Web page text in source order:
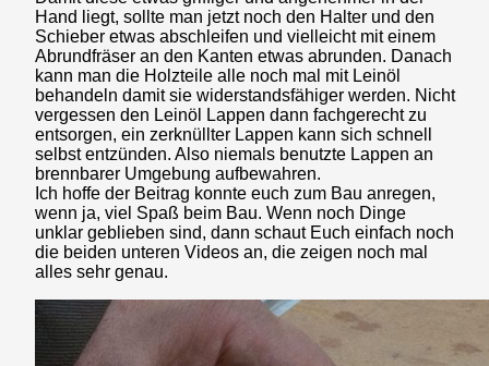
Hand liegt, sollte man jetzt noch den Halter und den
Schieber etwas abschleifen und vielleicht mit einem
Abrundfräser an den Kanten etwas abrunden. Danach
kann man die Holzteile alle noch mal mit Leinöl
behandeln damit sie widerstandsfähiger werden. Nicht
vergessen den Leinöl Lappen dann fachgerecht zu
entsorgen, ein zerknüllter Lappen kann sich schnell
selbst entzünden. Also niemals benutzte Lappen an
brennbarer Umgebung aufbewahren.
Ich hoffe der Beitrag konnte euch zum Bau anregen,
wenn ja, viel Spaß beim Bau. Wenn noch Dinge
unklar geblieben sind, dann schaut Euch einfach noch
die beiden unteren Videos an, die zeigen noch mal
alles sehr genau.